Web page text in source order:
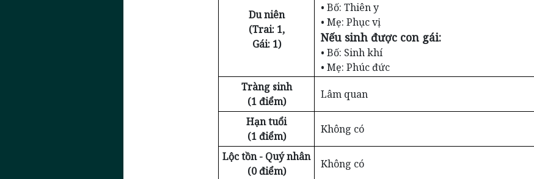
Du niên
(Trai: 1,
Gái: 1)
• Bố: Thiên y
• Mẹ: Phục vị
Nếu sinh được con gái:
• Bố: Sinh khí
• Mẹ: Phúc đức
Tràng sinh
(1 điểm)
Lâm quan
Hạn tuổi
(1 điểm)
Không có
Lộc tồn - Quý nhân
(0 điểm)
Không có